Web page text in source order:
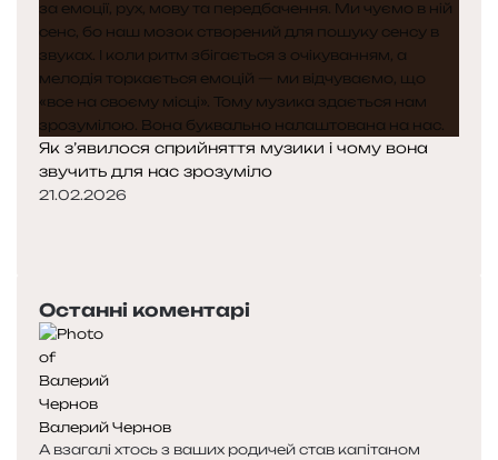
Як з’явилося сприйняття музики і чому вона
звучить для нас зрозуміло
21.02.2026
Останні коментарі
Валерий Чернов
А взагалі хтось з ваших родичей став капітаном